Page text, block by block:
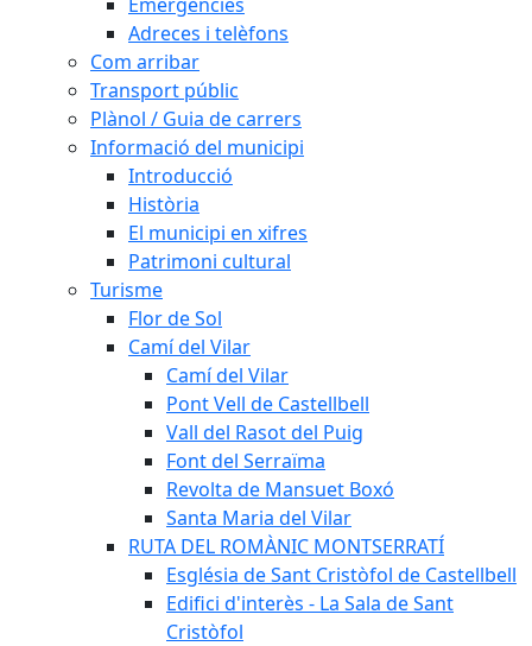
Adreces i telèfons
Com arribar
Transport públic
Plànol / Guia de carrers
Informació del municipi
Introducció
Història
El municipi en xifres
Patrimoni cultural
Turisme
Flor de Sol
Camí del Vilar
Camí del Vilar
Pont Vell de Castellbell
Vall del Rasot del Puig
Font del Serraïma
Revolta de Mansuet Boxó
Santa Maria del Vilar
RUTA DEL ROMÀNIC MONTSERRATÍ
Església de Sant Cristòfol de Castellbell
Edifici d'interès - La Sala de Sant
Cristòfol